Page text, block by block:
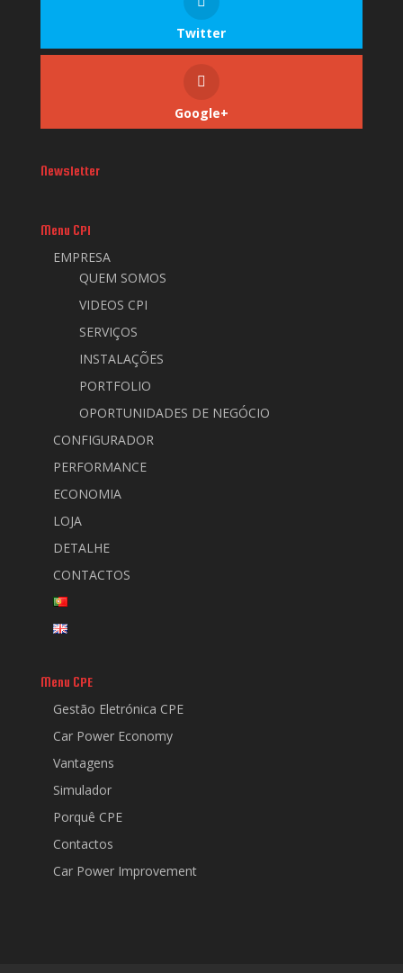
Twitter
Google+
Newsletter
Menu CPI
EMPRESA
QUEM SOMOS
VIDEOS CPI
SERVIÇOS
INSTALAÇÕES
PORTFOLIO
OPORTUNIDADES DE NEGÓCIO
CONFIGURADOR
PERFORMANCE
ECONOMIA
LOJA
DETALHE
CONTACTOS
Menu CPE
Gestão Eletrónica CPE
Car Power Economy
Vantagens
Simulador
Porquê CPE
Contactos
Car Power Improvement